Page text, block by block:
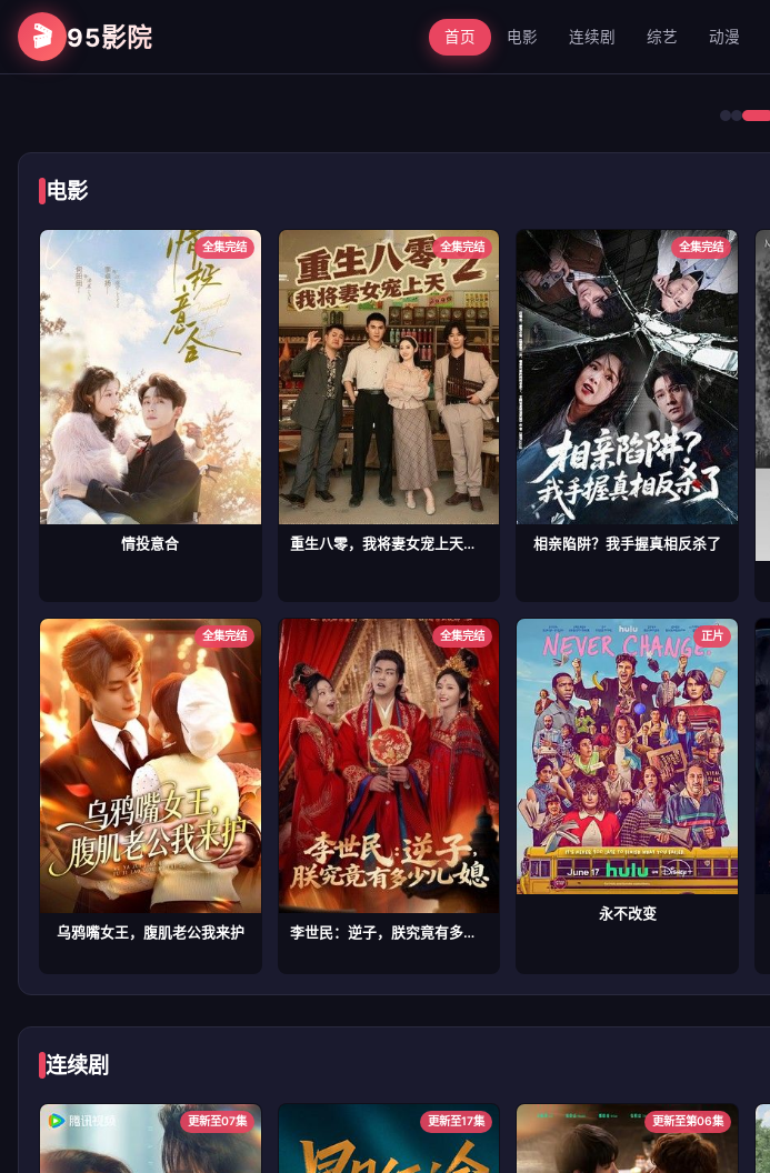
🎬 95影院 首页 电影 连续剧 综艺 动漫
第二次初见
电影
全集完结
情投意合
全集完结
重生八零，我将妻女宠上天第二部
全集完结
相亲陷阱？我手握真相反杀了
全集完结
乌鸦嘴女王，腹肌老公我来护
全集完结
李世民：逆子，朕究竟有多少儿媳
正片
永不改变
连续剧
更新至07集 更新至17集 更新至第06集